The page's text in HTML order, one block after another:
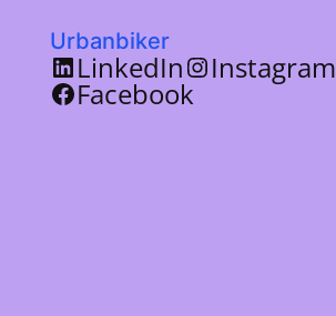
Urbanbiker
LinkedIn Instagram
Facebook